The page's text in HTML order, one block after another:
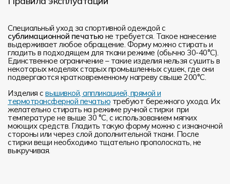
Специальный уход за спортивной одеждой с
сублимационной печатью не требуется. Такое нанесение
выдерживает любое обращение. Форму можно стирать и
гладить в подходящем для ткани режиме (обычно 30-40°С).
Единственное ограничение – такие изделия нельзя сушить в
некоторых моделях старых промышленных сушек, где они
подвергаются кратковременному нагреву свыше 200°С.
Изделия с вышивкой, аппликацией, прямой и
термотрансферной печатью требуют бережного ухода. Их
желательно стирать на режиме ручной стирки при
температуре не выше 30 °C, с использованием мягких
моющих средств. Гладить такую форму можно с изнаночной
стороны или через слой дополнительной ткани. После
стирки вещи необходимо тщательно прополоскать, не
выкручивая.